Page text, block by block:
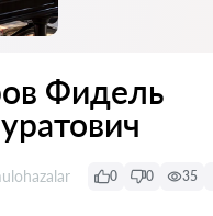
Фидель
0 0 35